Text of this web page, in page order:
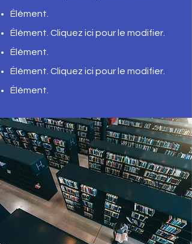
Élément.
Élément. Cliquez ici pour le modifier.
Élément. ​
Élément. Cliquez ici pour le modifier.
Élément.